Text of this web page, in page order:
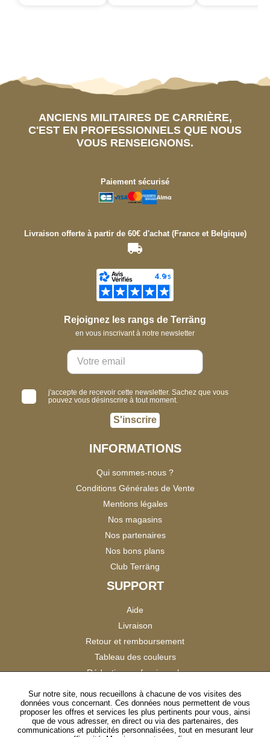
ANCIENS MILITAIRES DE CARRIÈRE,
C'EST EN PROFESSIONNELS QUE NOUS
VOUS RENSEIGNONS.
Paiement sécurisé
Livraison offerte à partir de 60€ d'achat (France et Belgique)
Rejoignez les rangs de Terräng
en vous inscrivant à notre newsletter
j'accepte de recevoir cette newsletter. Sachez que vous
pouvez vous désinscrire à tout moment.
S'inscrire
INFORMATIONS
Qui sommes-nous ?
Conditions Générales de Vente
Mentions légales
Nos magasins
Nos partenaires
Nos bons plans
Club Terräng
SUPPORT
Aide
Livraison
Retour et remboursement
Tableau des couleurs
Réduction professionnels
Satisfaction Clients
Sur notre site, nous recueillons à chacune de vos visites des
données vous concernant. Ces données nous permettent de vous
proposer les offres et services les plus pertinents pour vous, ainsi
que de vous adresser, en direct ou via des partenaires, des
communications et publicités personnalisées, tout en mesurant leur